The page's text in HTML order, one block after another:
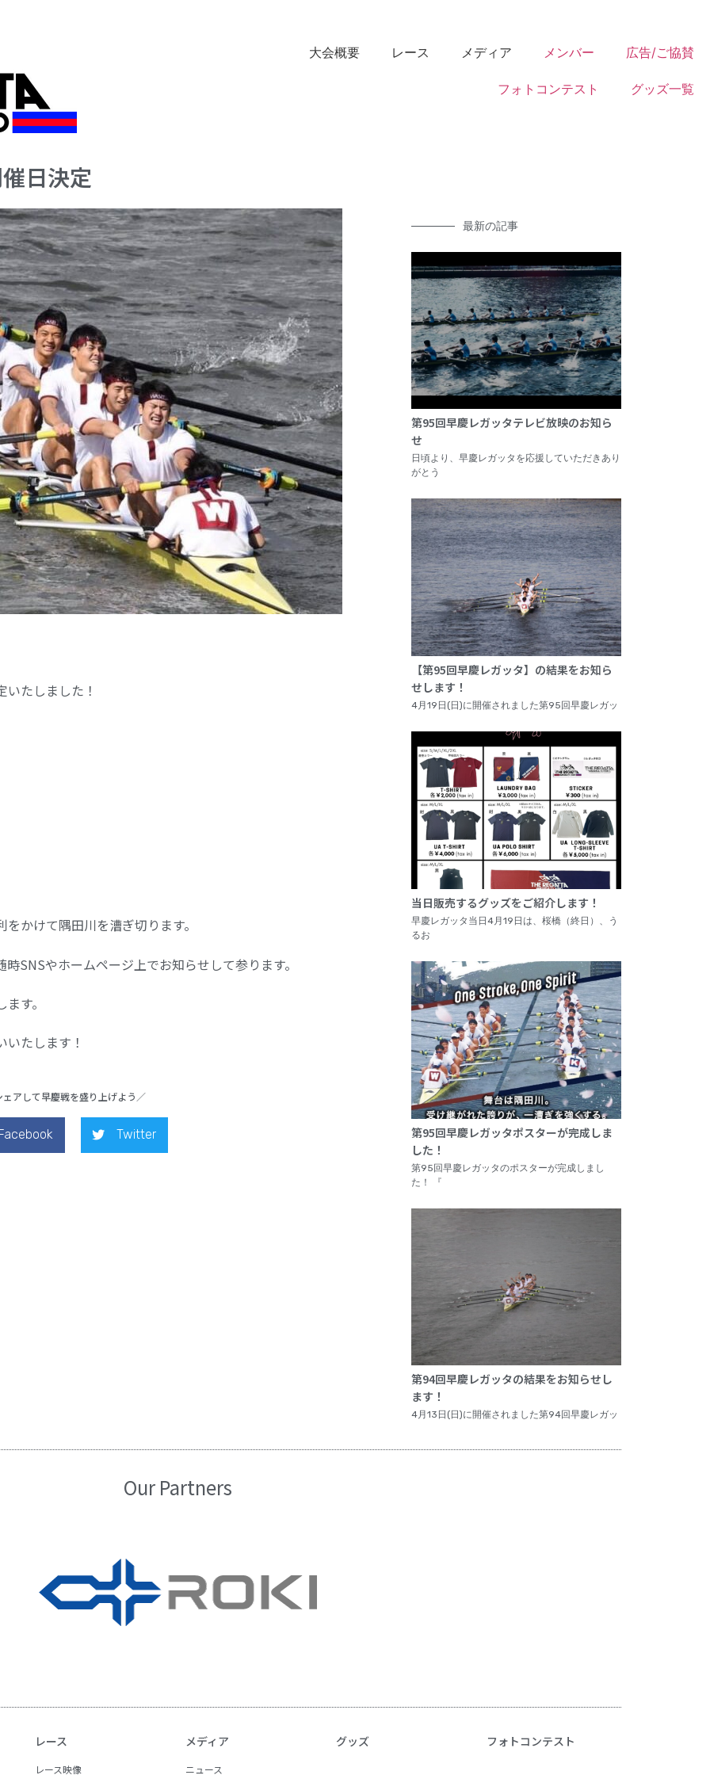
大会概要 レース メディア メンバー 広告/ご協賛
フォトコンテスト グッズ一覧
日決定
たしました！
かけて隅田川を漕ぎ切ります。
SNSやホームページ上でお知らせして参ります。
す。
たします！
ェアして早慶戦を盛り上げよう／
Twitter
最新の記事
第95回早慶レガッタテレビ放映のお知ら
せ
日頃より、早慶レガッタを応援していただきあり
がとう
【第95回早慶レガッタ】の結果をお知ら
せします！
4月19日(日)に開催されました第95回早慶レガッ
当日販売するグッズをご紹介します！
早慶レガッタ当日4月19日は、桜橋（終日）、う
るお
第95回早慶レガッタポスターが完成しま
した！
第95回早慶レガッタのポスターが完成しまし
た！ 『
第94回早慶レガッタの結果をお知らせし
ます！
4月13日(日)に開催されました第94回早慶レガッ
Our Partners
レース
レース映像
メディア
ニュース
グッズ フォトコンテスト